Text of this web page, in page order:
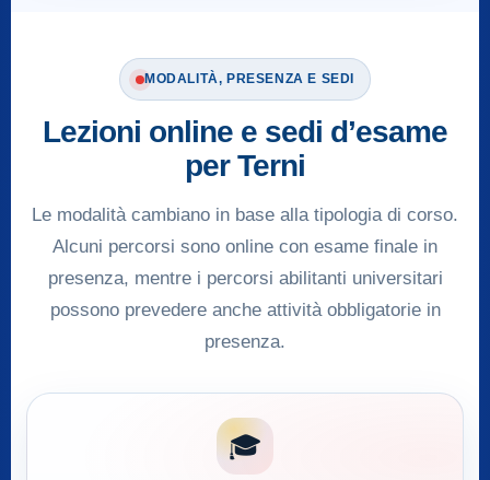
MODALITÀ, PRESENZA E SEDI
Lezioni online e sedi d’esame
per Terni
Le modalità cambiano in base alla tipologia di corso.
Alcuni percorsi sono online con esame finale in
presenza, mentre i percorsi abilitanti universitari
possono prevedere anche attività obbligatorie in
presenza.
🎓